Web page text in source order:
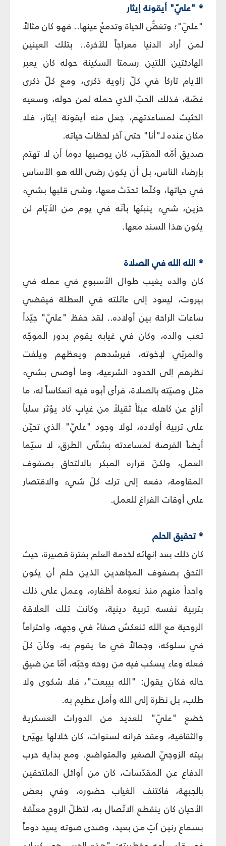
* "عليّ" أيقونة إيثار
"عليّ"؛ وتغصُّ الحياة وتدمعُ عينها.. فهو كان مثالاً
لمن أراد الدنيا معراجاً للآخرة.. بتلك العينين
الهادئتين اللتين رسمتا السكينة حوله كان يعبر
الأيام تاركاً في كلّ زاوية ذكرى، ومع كلّ ذكرى
غصّة، فذلك الحبّ الذي حمله لمن حوله، وسعيه
الحثيث لمساعدتهم، جعل منه أيقونة إيثار، فلا
مكان عنده لـ"أنا" حتى آخر لحظات حياته.
صديق أمّه المقرّب، كان يوصيها دوماً أن لا تهتم
بإرضاء الناس، بل أن يكون رضى الله هو الأساس
في حياتها، وكلّما تحدّث معها، وشى قلبها بشيء
حزين، شيء ينبئها بأنّه في يوم من الأيّام لن
يكون هذا السند معها.
* الله الله في الصلاة
كان والده يغيب طوال الأسبوع في عمله في
بيروت، ليعود إلى عائلته في العطلة فيقضي
ساعات الراحة بين أولاده.. لقد حفظ "عليّ" جيّداً
تعب والده، وكان في غيابه يقوم بدور الموجّه
والمربّي لإخوته، فيرشدهم ويعظهم ويلفت
نظرهم إلى الحدود الشرعية، وما أوصى بشيء
مثل وصيّته بالصلاة، فرأى أبوه فيه انعكاساً له، ما
أزاح عن كاهله عبئاً ثقيلاً من غيابٍ كاد يؤثر سلباً
على تربية أولاده، لولا وجود "عليّ" الذي تحيّن
أيضاً الفرصة لمساعدته بشتّى الطرق، لا سيّما
العمل، ولكنّ قراره المبكر بالالتحاق بصفوف
المقاومة، دفعه إلى ترك كلّ شيء والاقتصار
على أوقات الفراغ للعمل.
* تحقيق الحلم
كان ذلك بعد إنهائه لخدمة العلم بفترة قصيرة، حيث
التحق بصفوف المجاهدين الذين حلم أن يكون
واحداً منهم منذ نعومة أظفاره، وعمل على ذلك
بتربية نفسه تربية دينية، وكانت تلك العلاقة
الروحية مع الله تنعكسُ صفاءً في وجهه، واحتراماً
في سلوكه، وجمالاً في ما يقوم به، وكأنّ كلّ
فعله وعاء يسكب فيه من روحه وحبّه، أمّا عن ضيق
حاله فكان يقول: "الله بيبعت"، فلا شكوى ولا
طلب، بل نظرة إلى الله وأمل عظيم به.
خضع "عليّ" للعديد من الدورات العسكرية
والثقافية، وعقد قرانه لسنوات، كان خلالها يهيّئ
بيته الزوجيّ الصغير والمتواضع. ومع بداية حرب
الدفاع عن المقدّسات، كان من أوائل الملتحقين
بالجبهة، فاكتنف الغياب حضوره، وفي بعض
الأحيان كان ينقطع الاتّصال به، لتظلّ الروح معلّقة
بسماع رنين آتٍ من بعيد، وصدى صوته يعيد دوماً